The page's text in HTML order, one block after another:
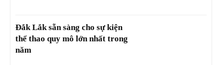
Đắk Lắk sẵn sàng cho sự kiện
thể thao quy mô lớn nhất trong
năm